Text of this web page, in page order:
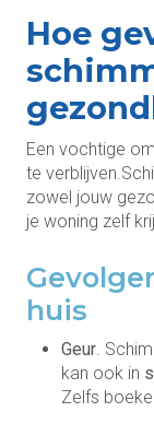
Hoe
Een vochtige
te
zowel jouw
je woning zelf
huis
Geur.
kan ook in
Zelfs